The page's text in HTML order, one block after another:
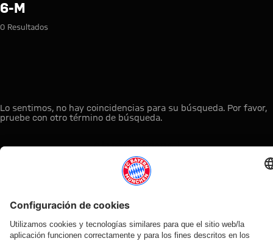
Búsqueda: 6-m
6-M
0 Resultados
Lo sentimos, no hay coincidencias para su búsqueda. Por favor,
pruebe con otro término de búsqueda.
A la página principal
ESTO LE PUEDE INTERESAR